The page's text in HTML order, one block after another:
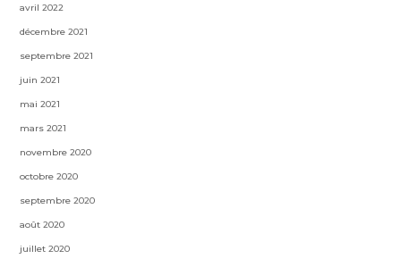
avril 2022
décembre 2021
septembre 2021
juin 2021
mai 2021
mars 2021
novembre 2020
octobre 2020
septembre 2020
août 2020
juillet 2020